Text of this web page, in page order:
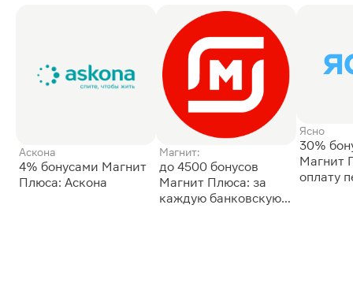
Аскона
4% бонусами Магнит
Плюса: Аскона
Магнит:
до 4500 бонусов
Магнит Плюса: за
каждую банковскую
Ясно
30%
Магнит
оплату